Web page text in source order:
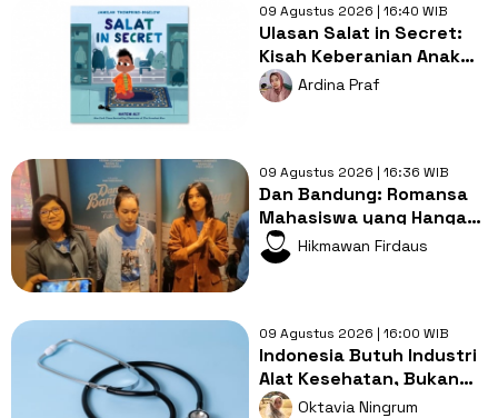
09 Agustus 2026 | 16:40 WIB
Ulasan Salat in Secret:
Kisah Keberanian Anak
Muslim yang
Menginspirasi
Ardina Praf
09 Agustus 2026 | 16:36 WIB
Dan Bandung: Romansa
Mahasiswa yang Hangat
dengan Bumbu
Persahabatan yang
Hikmawan Firdaus
09 Agustus 2026 | 16:00 WIB
Indonesia Butuh Industri
Alat Kesehatan, Bukan
Sekadar Pasar Impor
Oktavia Ningrum